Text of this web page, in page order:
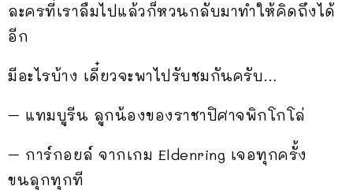
ละครที่เราลืมไปแล้วก็หวนกลับมาทำให้คิดถึงได้
อีก
มีอะไรบ้าง เดี๋ยวจะพาไปรับชมกันครับ…
– แทมบูรีน ลูกน้องของราชาปิศาจพิกโกโล่
– การ์กอยล์ จากเกม Eldenring เจอทุกครั้ง
ขนลุกทุกที